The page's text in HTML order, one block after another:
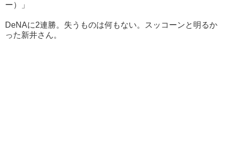
ー）」
DeNAに2連勝。失うものは何もない。スッコーンと明るか
った新井さん。